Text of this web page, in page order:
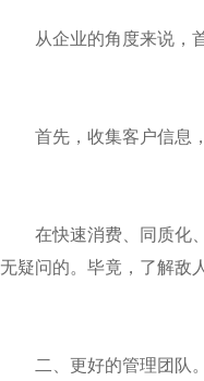
从企业的角度来说，首
首先，收集客户信息，
在快速消费、同质化、
无疑问的。毕竟，了解敌
二、更好的管理团队。